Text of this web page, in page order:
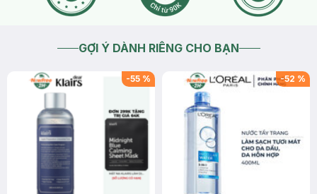
GỢI Ý DÀNH RIÊNG CHO BẠN
-55 % -52 %